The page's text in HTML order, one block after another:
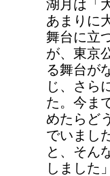
湖月は「
あまりに
舞台に立
が、東京
る舞台が
じ、さら
た。今ま
めたらど
でいまし
と、そん
しました